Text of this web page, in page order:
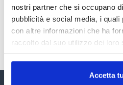
nostri partner che si occupano
pubblicità e social media, i quali
con altre informazioni che ha
raccolto dal suo utilizzo dei loro
Accetta
TUTTI GLI ARTICOLI DEL MESE